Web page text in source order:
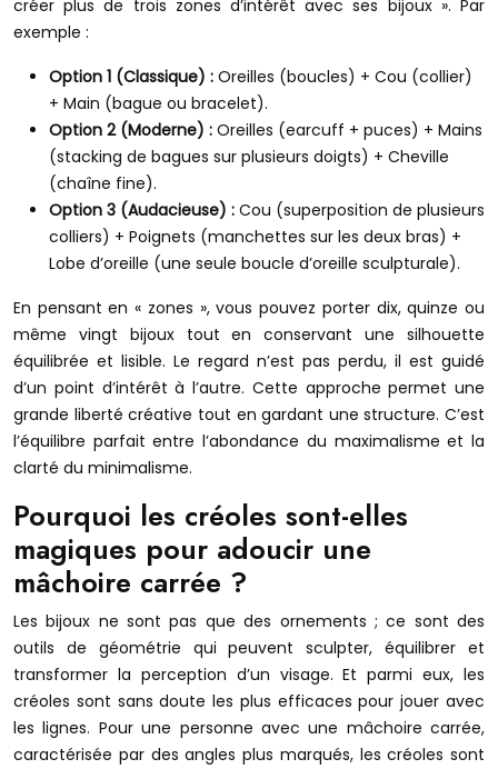
créer plus de trois zones d’intérêt avec ses bijoux ». Par
exemple :
Option 1 (Classique) : Oreilles (boucles) + Cou (collier)
+ Main (bague ou bracelet).
Option 2 (Moderne) : Oreilles (earcuff + puces) + Mains
(stacking de bagues sur plusieurs doigts) + Cheville
(chaîne fine).
Option 3 (Audacieuse) : Cou (superposition de plusieurs
colliers) + Poignets (manchettes sur les deux bras) +
Lobe d’oreille (une seule boucle d’oreille sculpturale).
En pensant en « zones », vous pouvez porter dix, quinze ou
même vingt bijoux tout en conservant une silhouette
équilibrée et lisible. Le regard n’est pas perdu, il est guidé
d’un point d’intérêt à l’autre. Cette approche permet une
grande liberté créative tout en gardant une structure. C’est
l’équilibre parfait entre l’abondance du maximalisme et la
clarté du minimalisme.
Pourquoi les créoles sont-elles
magiques pour adoucir une
mâchoire carrée ?
Les bijoux ne sont pas que des ornements ; ce sont des
outils de géométrie qui peuvent sculpter, équilibrer et
transformer la perception d’un visage. Et parmi eux, les
créoles sont sans doute les plus efficaces pour jouer avec
les lignes. Pour une personne avec une mâchoire carrée,
caractérisée par des angles plus marqués, les créoles sont